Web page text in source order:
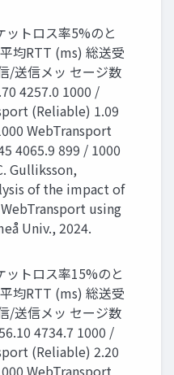
トロス率5%のと
均RTT (ms) 総送受
/送信メッ セージ数
4257.0 1000 /
(Reliable) 1.09
WebTransport
4065.9 899 / 1000
Gulliksson,
of the impact of
using
Univ., 2024.
ットロス率15%のと
均RTT (ms) 総送受
/送信メッ セージ数
4734.7 1000 /
(Reliable) 2.20